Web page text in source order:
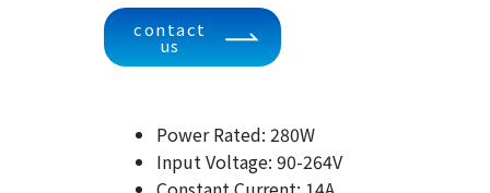
contact
us
Power Rated: 280W
Input Voltage: 90-264V